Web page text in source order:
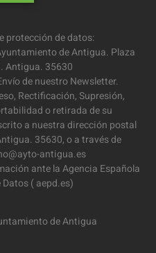
protección de datos:
de Antigua. Plaza
Antigua. 35630
de nuestro Newsletter.
Rectificación, Supresión,
o retirada de su
a nuestra dirección postal
35630, o a través de
antigua.es
ante la Agencia Española
( aepd.es)
de Antigua